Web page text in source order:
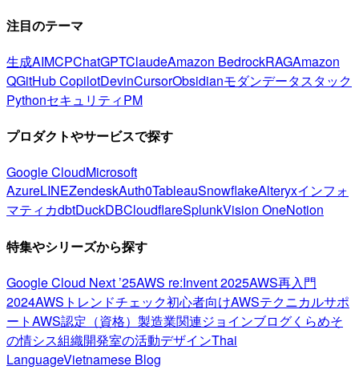
注目のテーマ
生成AIMCPChatGPTClaudeAmazon BedrockRAGAmazon
QGitHub CopilotDevinCursorObsidianモダンデータスタック
PythonセキュリティPM
プロダクトやサービスで探す
Google CloudMicrosoft
AzureLINEZendeskAuth0TableauSnowflakeAlteryxインフォ
マティカdbtDuckDBCloudflareSplunkVision OneNotion
特集やシリーズから探す
Google Cloud Next ’25AWS re:Invent 2025AWS再入門
2024AWSトレンドチェック初心者向けAWSテクニカルサポ
ートAWS認定（資格） 製造業関連ジョインブログくらめそ
の情シス組織開発室の活動デザインThai
LanguageVietnamese Blog